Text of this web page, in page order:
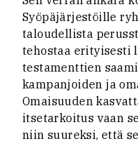
Syöpäjärjestöille
taloudellista
tehostaa erityisesti
testamenttien
kampanjoiden ja
Omaisuuden
itsetarkoitus vaan
niin suureksi, että